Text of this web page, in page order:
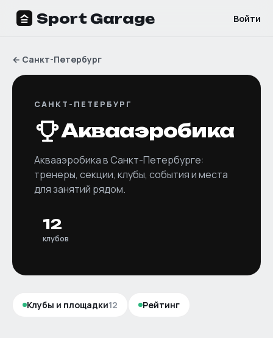
Sport Garage Войти
← Санкт-Петербург
САНКТ-ПЕТЕРБУРГ
Аквааэробика
АквааэробикавСанкт-Петербурге:
тренеры, секции, клубы, события и места
для занятий рядом.
12
клубов
Клубы и площадки12 Рейтинг